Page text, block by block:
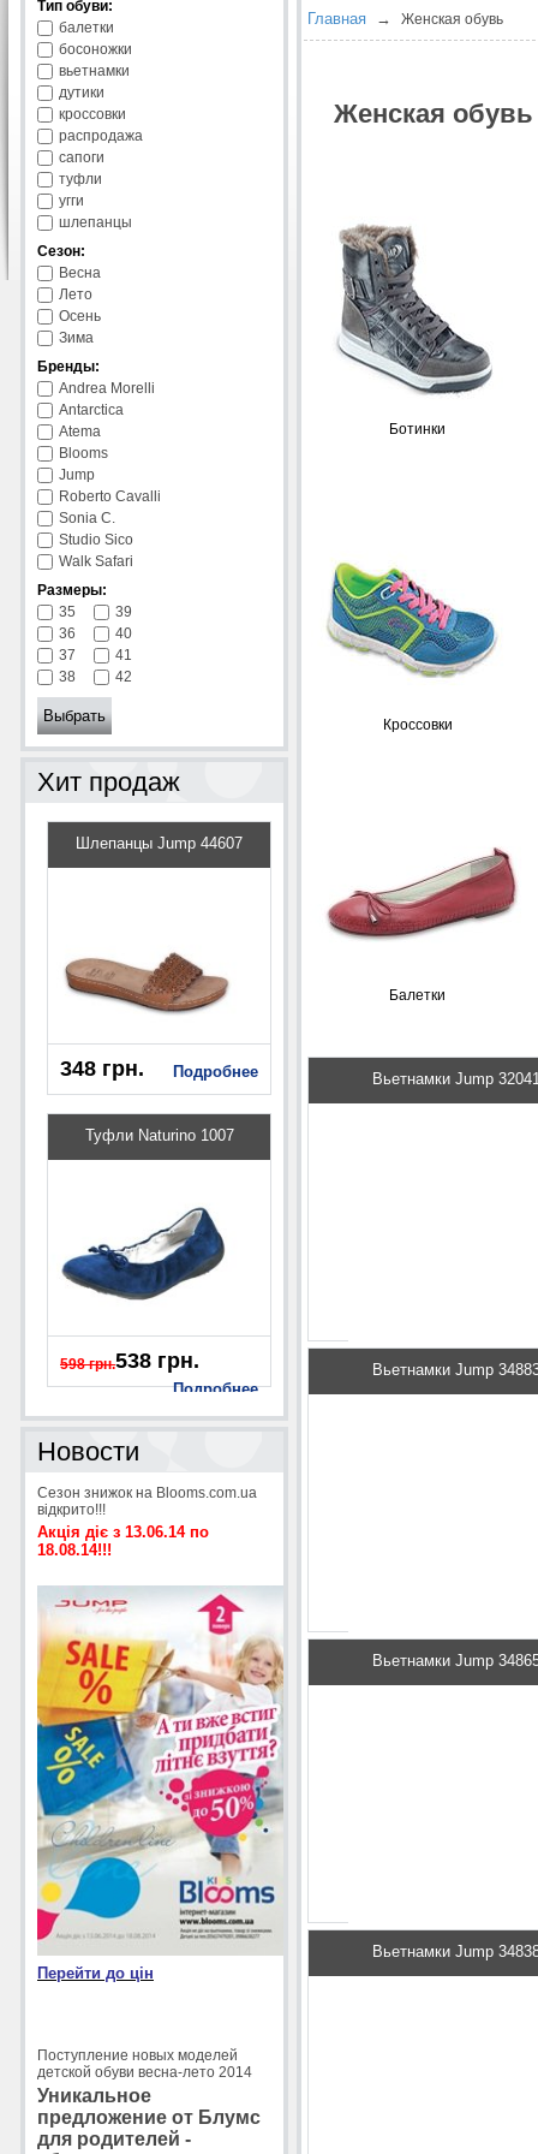
Тип обуви:
балетки
босоножки
вьетнамки
дутики
кроссовки
распродажа
сапоги
туфли
угги
шлепанцы
Сезон:
Весна
Лето
Осень
Зима
Бренды:
Andrea Morelli
Antarctica
Atema
Blooms
Jump
Roberto Cavalli
Sonia C.
Studio Sico
Walk Safari
Размеры:
35
36
37
38
39
40
41
42
Хит продаж
Шлепанцы Jump 44607
348 грн. Подробнее
Туфли Naturino 1007
598 грн.538 грн.
Подробнее
438 грн. 350 грн.
588 грн.
Новости
Сезон знижок на Blooms.com.ua
відкрито!!!
Акція діє з 13.06.14 по
18.08.14!!!
Перейти до цін
Поступление новых моделей
детской обуви весна-лето 2014
Уникальное
предложение от Блумс
для родителей -
Главная → Женская обувь
Женская обувь
Ботинки
Кроссовки
Балетки
Вьетнамки Jump
Вьетнамки Jump
Вьетнамки Jump
Вьетнамки Jump